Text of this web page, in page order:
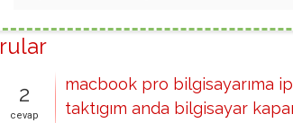
2
cevap
macbook pro bilgisayarıma
taktıgım anda bilgisayar